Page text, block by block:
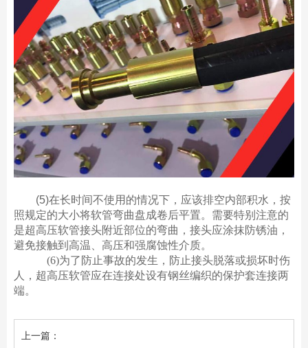
(5)在长时间不使用的情况下，应该排空内部积水，按
照规定的大小将软管弯曲盘成卷后平置。需要特别注意的
是超高压软管接头附近部位的弯曲，接头应涂抹防锈油，
避免接触到高温、高压和强腐蚀性介质。
(6)为了防止事故的发生，防止接头脱落或损坏时伤
人，超高压软管应在连接处设有钢丝编织的保护套连接两
端。
上一篇：